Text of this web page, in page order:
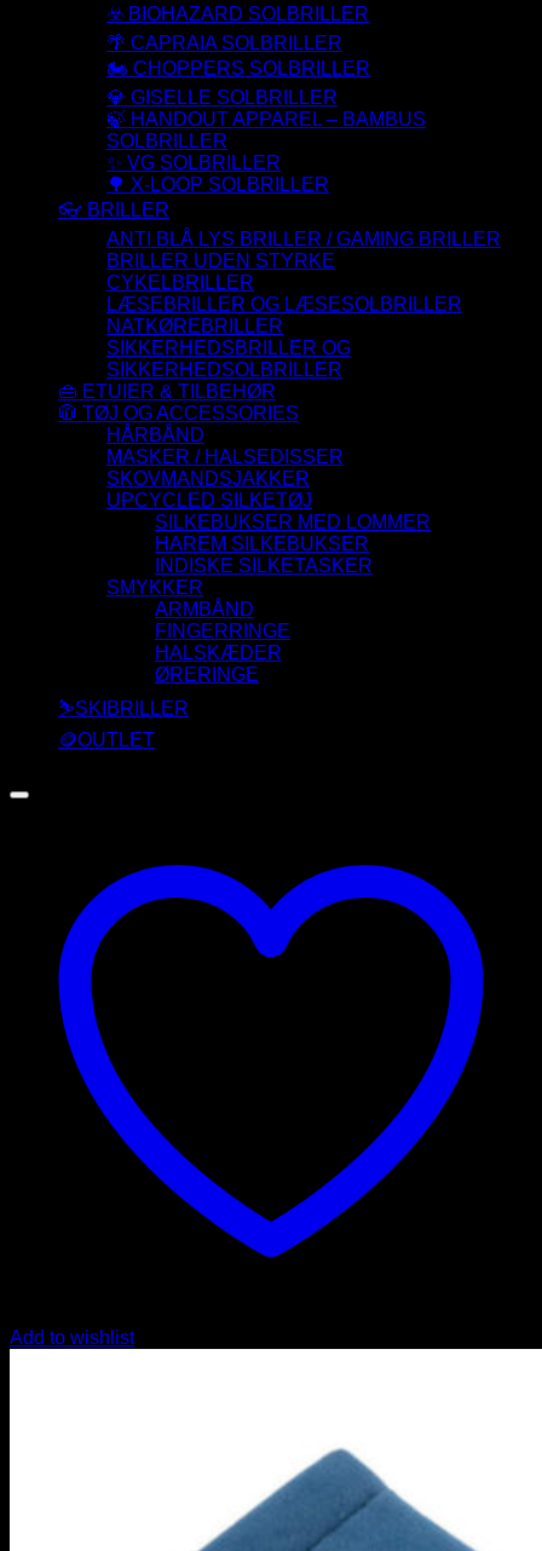
☣️ BIOHAZARD SOLBRILLER
🌴 CAPRAIA SOLBRILLER
🏍️ CHOPPERS SOLBRILLER
💎 GISELLE SOLBRILLER
🍃 HANDOUT APPAREL – BAMBUS
SOLBRILLER
✨ VG SOLBRILLER
🌳 X-LOOP SOLBRILLER
👓 BRILLER
ANTI BLÅ LYS BRILLER / GAMING BRILLER
BRILLER UDEN STYRKE
CYKELBRILLER
LÆSEBRILLER OG LÆSESOLBRILLER
NATKØREBRILLER
SIKKERHEDSBRILLER OG
SIKKERHEDSOLBRILLER
👜 ETUIER & TILBEHØR
🧥 TØJ OG ACCESSORIES
HÅRBÅND
MASKER / HALSEDISSER
SKOVMANDSJAKKER
UPCYCLED SILKETØJ
SILKEBUKSER MED LOMMER
HAREM SILKEBUKSER
INDISKE SILKETASKER
SMYKKER
ARMBÅND
FINGERRINGE
HALSKÆDER
ØRERINGE
⛷️SKIBRILLER
🪙OUTLET
Add to wishlist